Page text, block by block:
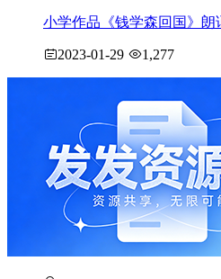
小学作品《钱学森回国》朗
2023-01-29 1,277